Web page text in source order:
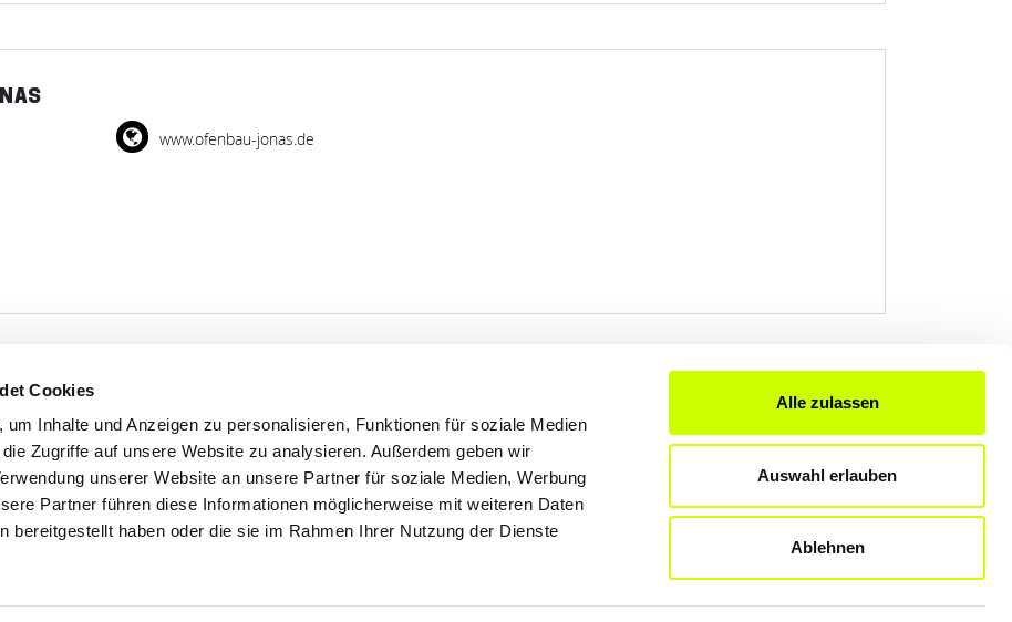
Cookies
Inhalte und Anzeigen zu personalisieren, Funktionen für soziale Medien
Zugriffe auf unsere Website zu analysieren. Außerdem geben wir
unserer Website an unsere Partner für soziale Medien, Werbung
Partner führen diese Informationen möglicherweise mit weiteren Daten
bereitgestellt haben oder die sie im Rahmen Ihrer Nutzung der Dienste
Alle zulassen
Auswahl erlauben
Ablehnen
www.ofenbau-jonas.de
CONNECT
Kontakt
SERVICE
WhatsApp
0800 0057425
FÜR UNTERNEHMER
Produkte & Lösungen
Werben auf dem Blog